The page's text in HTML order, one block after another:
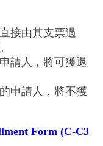
接由其支票過
請人，將可獲退
申請人，將不獲
Form (C-C3